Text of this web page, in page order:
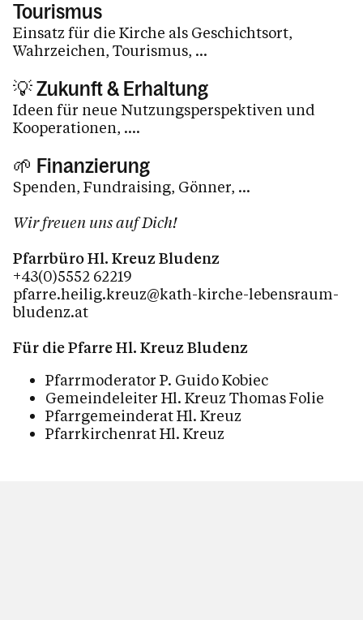
Kontakt
Tourismus
Einsatz für die Kirche als Geschichtsort,
Wahrzeichen, Tourismus, ...
💡 Zukunft & Erhaltung
Ideen für neue Nutzungsperspektiven und
Kooperationen, ....
🌱 Finanzierung
Spenden, Fundraising, Gönner, ...
Wir freuen uns auf Dich!
Pfarrbüro Hl. Kreuz Bludenz
+43(0)5552 62219
pfarre.heilig.kreuz@kath-kirche-lebensraum-
bludenz.at
Für die Pfarre Hl. Kreuz Bludenz
Pfarrmoderator P. Guido Kobiec
Gemeindeleiter Hl. Kreuz Thomas Folie
Pfarrgemeinderat Hl. Kreuz
Pfarrkirchenrat Hl. Kreuz